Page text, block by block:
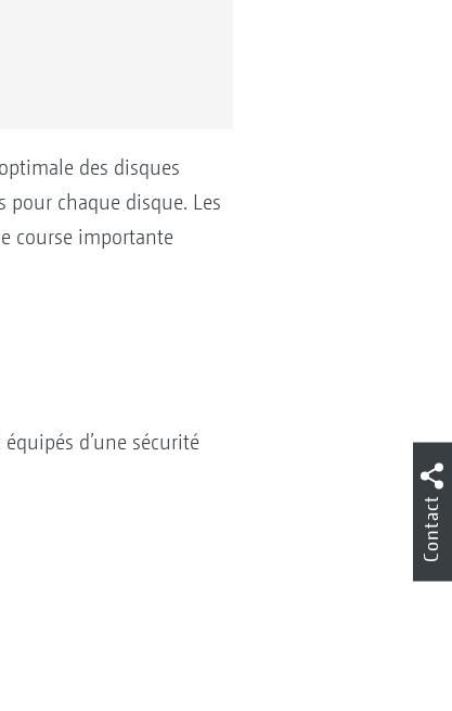
des disques
chaque disque. Les
course importante
d’une sécurité
Contact